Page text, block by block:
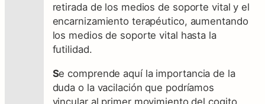
retirada de los medios de soporte vital y el
encarnizamiento terapéutico, aumentando
los medios de soporte vital hasta la
futilidad.
Se comprende aquí la importancia de la
duda o la vacilación que podríamos
vincular al primer movimiento del cogito